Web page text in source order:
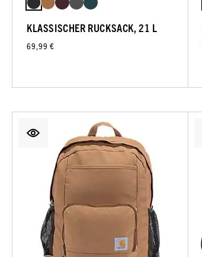
KLASSISCHER RUCKSACK, 21 L
69,99 €